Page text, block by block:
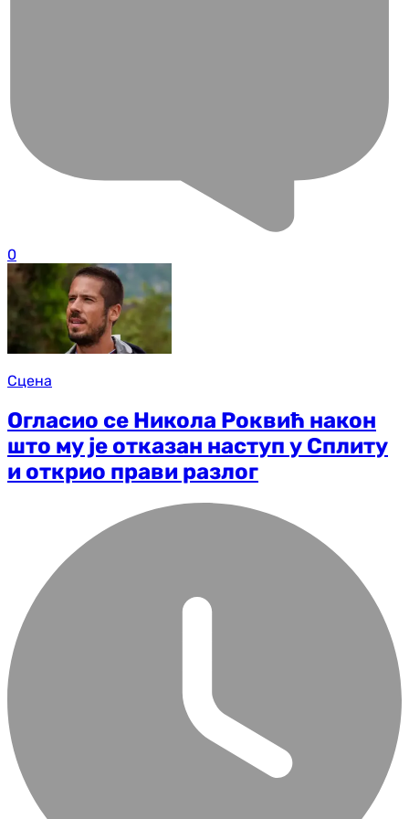
0
Сцена
Огласио се Никола Роквић након
што му је отказан наступ у Сплиту
и открио прави разлог